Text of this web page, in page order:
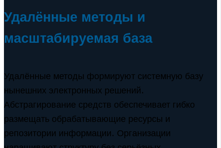
Удалённые методы и
масштабируемая база
Удалённые методы формируют системную базу
нынешних электронных решений.
Абстрагирование средств обеспечивает гибко
размещать обрабатывающие ресурсы и
репозитории информации. Организации